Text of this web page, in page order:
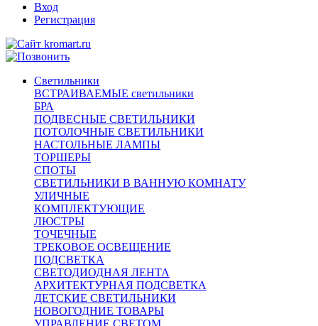
Вход
Регистрация
Светильники
ВСТРАИВАЕМЫЕ светильники
БРА
ПОДВЕСНЫЕ СВЕТИЛЬНИКИ
ПОТОЛОЧНЫЕ СВЕТИЛЬНИКИ
НАСТОЛЬНЫЕ ЛАМПЫ
ТОРШЕРЫ
СПОТЫ
СВЕТИЛЬНИКИ В ВАННУЮ КОМНАТУ
УЛИЧНЫЕ
КОМПЛЕКТУЮЩИЕ
ЛЮСТРЫ
ТОЧЕЧНЫЕ
ТРЕКОВОЕ ОСВЕЩЕНИЕ
ПОДСВЕТКА
СВЕТОДИОДНАЯ ЛЕНТА
АРХИТЕКТУРНАЯ ПОДСВЕТКА
ДЕТСКИЕ СВЕТИЛЬНИКИ
НОВОГОДНИЕ ТОВАРЫ
УПРАВЛЕНИЕ СВЕТОМ